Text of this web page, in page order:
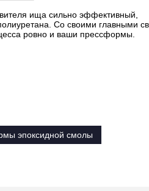
ища сильно эффективный,
Со своими главными
ровно и ваши прессформы.
эпоксидной смолы